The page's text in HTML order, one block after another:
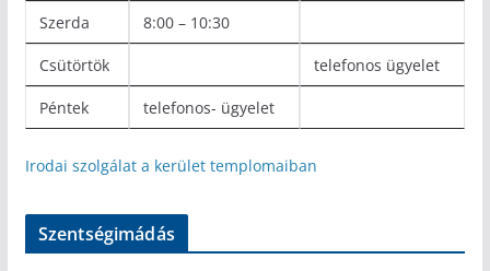
Szerda 8:00 – 10:30
Csütörtök telefonos ügyelet
Péntek telefonos- ügyelet
Irodai szolgálat a kerület templomaiban
Szentségimádás